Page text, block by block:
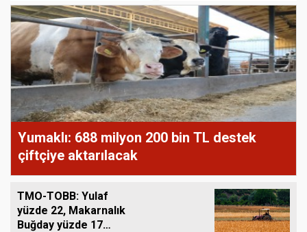
Yumaklı: 688 milyon 200 bin TL destek
çiftçiye aktarılacak
TMO-TOBB: Yulaf
yüzde 22, Makarnalık
Buğday yüzde 17